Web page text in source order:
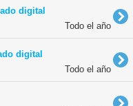
digital
Todo el año
digital
Todo el año